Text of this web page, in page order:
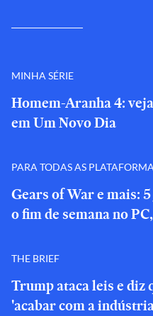
MINHA SÉRIE
Homem-Aranha 4:
em Um Novo Dia
PARA TODAS AS
Gears of War e mais:
o fim de semana no
THE BRIEF
Trump ataca leis e diz
'acabar com a